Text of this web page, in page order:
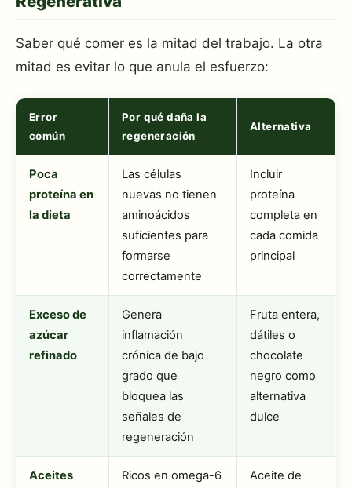
Saber qué comer es la mitad del trabajo. La otra
mitad es evitar lo que anula el esfuerzo:
Error
común
Por qué daña la
regeneración
Alternativa
Poca
proteína en
la dieta
Las células
nuevas no tienen
aminoácidos
suficientes para
formarse
correctamente
Incluir
proteína
completa en
cada comida
principal
Exceso de
azúcar
refinado
Genera
inflamación
crónica de bajo
grado que
bloquea las
señales de
regeneración
Fruta entera,
dátiles o
chocolate
negro como
alternativa
dulce
Aceites
Ricos en omega-6
Aceite de